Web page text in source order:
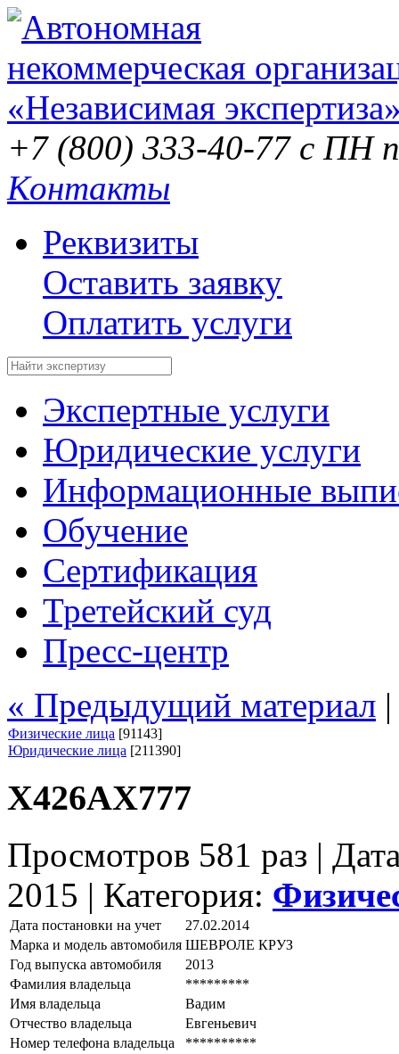
+7 (800) 333-40-77 с ПН
Контакты
Реквизиты
Оставить заявку
Оплатить услуги
Экспертные услуги
Юридические услуги
Информационные
Обучение
Сертификация
Третейский суд
Пресс-центр
« Предыдущий материал
Физические лица [91143]
Юридические лица [211390]
Х426АХ777
Просмотров 581 раз |
2015 | Категория:
Дата постановки на учет
27.02.2014
Марка и модель автомобиля ШЕВРОЛЕ КРУЗ
Год выпуска автомобиля
2013
Фамилия владельца
*********
Имя владельца
Вадим
Отчество владельца
Евгеньевич
Номер телефона владельца
**********